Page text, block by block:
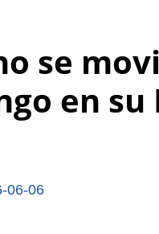
se
en su
06-06